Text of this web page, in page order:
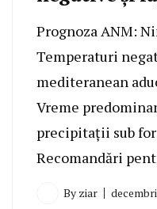
Prognoza ANM:
Temperaturi
mediteranean
Vreme
precipitații sub
Recomandări
By ziar